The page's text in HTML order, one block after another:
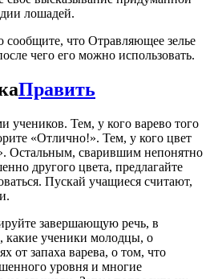
лошадей.
сообщите, что Отравляющее зелье
чего его можно использовать.
Править
учеников. Тем, у кого варево того
«Отлично!». Тем, у кого цвет
Остальным, сварившим непонятно
другого цвета, предлагайте
Пускай учащиеся считают,
завершающую речь, в
какие ученики молодцы, о
от запаха варева, о том, что
уровня и многие